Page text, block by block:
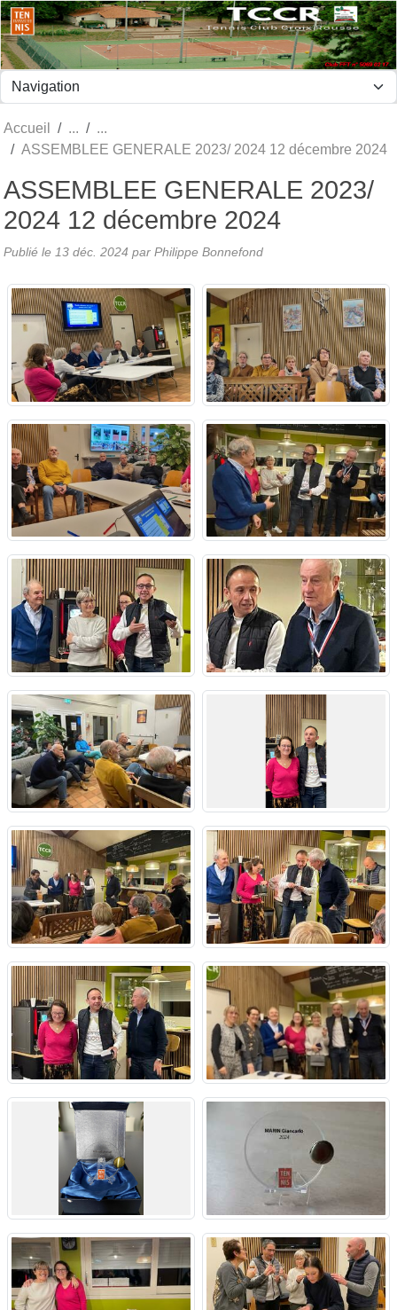
Accueil
ASSEMBLEE GENERALE 2023/ 2024 12 décembre 2024
ASSEMBLEE GENERALE 2023/
2024 12 décembre 2024
Publié le 13 déc. 2024 par Philippe Bonnefond
Panneau de gestion des cookies